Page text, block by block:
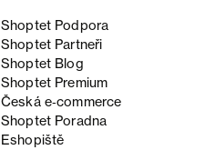
Shoptet Podpora
Shoptet Partneři
Shoptet Blog
Shoptet Premium
Česká e‑commerce
Shoptet Poradna
Eshopiště